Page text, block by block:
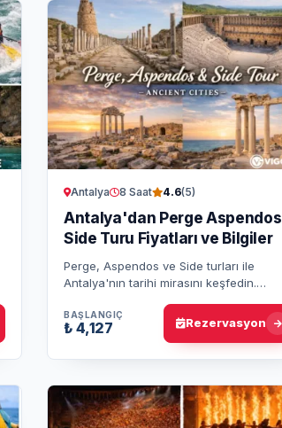
Antalya 8 Saat 4.6(5)
Antalya'dan Perge Aspendos
Side Turu Fiyatları ve Bilgiler
Perge, Aspendos ve Side turları ile
Antalya'nın tarihi mirasını keşfedin.
yapıları gezerek unutulmaz bir deneyi…
BAŞLANGIÇ
₺ 4,127 Rezervasyon